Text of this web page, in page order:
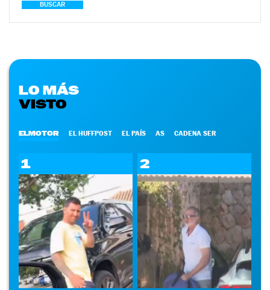
BUSCAR
LO MÁS
VISTO
ELMOTOR EL HUFFPOST EL PAÍS AS CADENA SER
1 2